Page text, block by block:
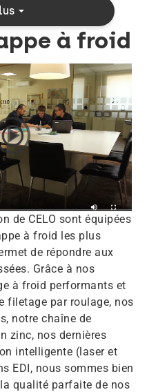
arrow_drop_down
à froid
de CELO sont équipées
à froid les plus
de répondre aux
Grâce à nos
à froid performants et
filetage par roulage, nos
notre chaîne de
zinc, nos dernières
intelligente (laser et
EDI, nous sommes bien
qualité parfaite de nos